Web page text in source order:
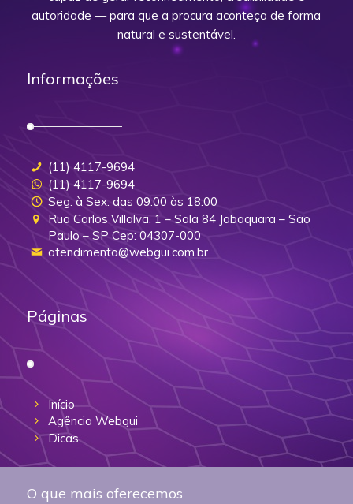
autoridade — para que a procura aconteça de forma
natural e sustentável.
Informações
(11) 4117-9694
(11) 4117-9694
Seg. à Sex. das 09:00 às 18:00
Rua Carlos Villalva, 1 – Sala 84 Jabaquara – São
Paulo – SP Cep: 04307-000
atendimento@webgui.com.br
Páginas
Início
Agência Webgui
Dicas
O que mais oferecemos